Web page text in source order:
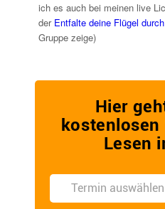
ich es auch bei meinen live
der Entfalte deine Flügel
Gruppe zeige)